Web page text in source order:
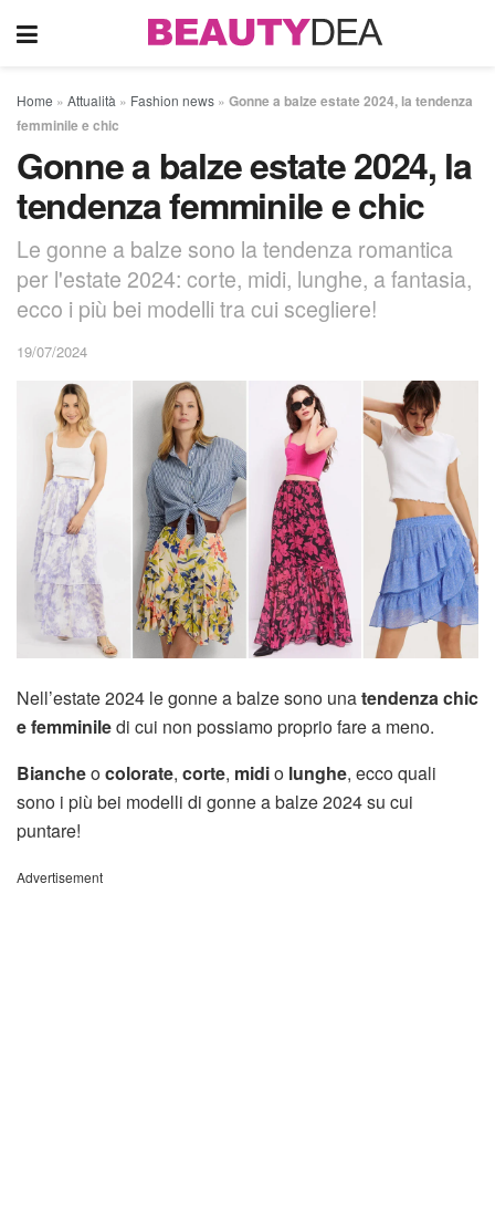
Home » Attualità » Fashion news » Gonne a balze estate 2024, la tendenza
femminile e chic
Gonne a balze estate 2024, la
tendenza femminile e chic
Le gonne a balze sono la tendenza romantica
per l'estate 2024: corte, midi, lunghe, a fantasia,
ecco i più bei modelli tra cui scegliere!
19/07/2024
Nell’estate 2024 le gonne a balze sono unatendenza chic
e femminiledi cui non possiamo proprio fare a meno.
Biancheocolorate, corte, midio lunghe, ecco quali
sono i più bei modelli di gonne a balze 2024 su cui
puntare!
Advertisement